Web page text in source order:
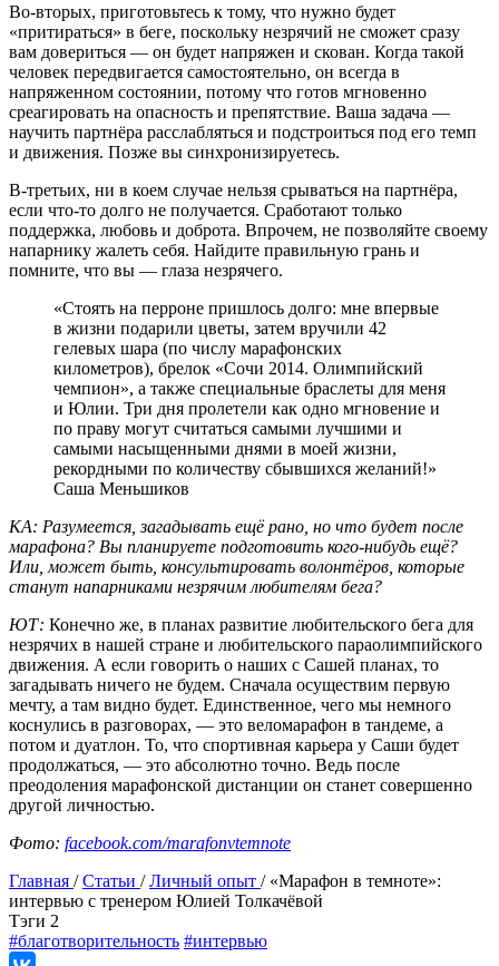
Во-вторых, приготовьтесь к тому, что нужно будет
«притираться» в беге, поскольку незрячий не сможет сразу
вам довериться — он будет напряжен и скован. Когда такой
человек передвигается самостоятельно, он всегда в
напряженном состоянии, потому что готов мгновенно
среагировать на опасность и препятствие. Ваша задача —
научить партнёра расслабляться и подстроиться под его темп
и движения. Позже вы синхронизируетесь.
В-третьих, ни в коем случае нельзя срываться на партнёра,
если что-то долго не получается. Сработают только
поддержка, любовь и доброта. Впрочем, не позволяйте своему
напарнику жалеть себя. Найдите правильную грань и
помните, что вы — глаза незрячего.
«Стоять на перроне пришлось долго: мне впервые
в жизни подарили цветы, затем вручили 42
гелевых шара (по числу марафонских
километров), брелок «Сочи 2014. Олимпийский
чемпион», а также специальные браслеты для меня
и Юлии. Три дня пролетели как одно мгновение и
по праву могут считаться самыми лучшими и
самыми насыщенными днями в моей жизни,
рекордными по количеству сбывшихся желаний!»
Саша Меньшиков
КА: Разумеется, загадывать ещё рано, но что будет после
марафона? Вы планируете подготовить кого-нибудь ещё?
Или, может быть, консультировать волонтёров, которые
станут напарниками незрячим любителям бега?
ЮТ: Конечно же, в планах развитие любительского бега для
незрячих в нашей стране и любительского параолимпийского
движения. А если говорить о наших с Сашей планах, то
загадывать ничего не будем. Сначала осуществим первую
мечту, а там видно будет. Единственное, чего мы немного
коснулись в разговорах, — это веломарафон в тандеме, а
потом и дуатлон. То, что спортивная карьера у Саши будет
продолжаться, — это абсолютно точно. Ведь после
преодоления марафонской дистанции он станет совершенно
другой личностью.
Фото: facebook.com/marafonvtemnote
Главная /Статьи /Личный опыт / «Марафон в темноте»:
интервью с тренером Юлией Толкачёвой
Tэги 2
#благотворительность #интервью